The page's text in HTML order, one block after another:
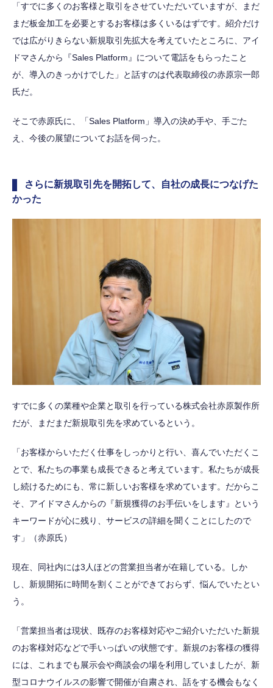
「すでに多くのお客様と取引をさせていただいていますが、まだ
まだ板金加工を必要とするお客様は多くいるはずです。紹介だけ
では広がりきらない新規取引先拡大を考えていたところに、アイ
ドマさんから『Sales Platform』について電話をもらったこと
が、導入のきっかけでした」と話すのは代表取締役の赤原宗一郎
氏だ。
そこで赤原氏に、「Sales Platform」導入の決め手や、手ごた
え、今後の展望についてお話を伺った。
さらに新規取引先を開拓して、自社の成長につなげた
かった
すでに多くの業種や企業と取引を行っている株式会社赤原製作所
だが、まだまだ新規取引先を求めているという。
「お客様からいただく仕事をしっかりと行い、喜んでいただくこ
とで、私たちの事業も成長できると考えています。私たちが成長
し続けるためにも、常に新しいお客様を求めています。だからこ
そ、アイドマさんからの『新規獲得のお手伝いをします』という
キーワードが心に残り、サービスの詳細を聞くことにしたので
す」（赤原氏）
現在、同社内には3人ほどの営業担当者が在籍している。しか
し、新規開拓に時間を割くことができておらず、悩んでいたとい
う。
「営業担当者は現状、既存のお客様対応やご紹介いただいた新規
のお客様対応などで手いっぱいの状態です。新規のお客様の獲得
には、これまでも展示会や商談会の場を利用していましたが、新
型コロナウイルスの影響で開催が自粛され、話をする機会もなく